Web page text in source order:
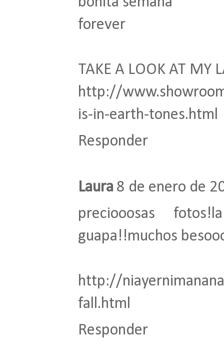
forever
TAKE A LOOK AT MY
http://
is-in-earth-tones.html
Responder
Laura 8 de enero de
preciooosas
guapa!!muchos
http://
fall.html
Responder